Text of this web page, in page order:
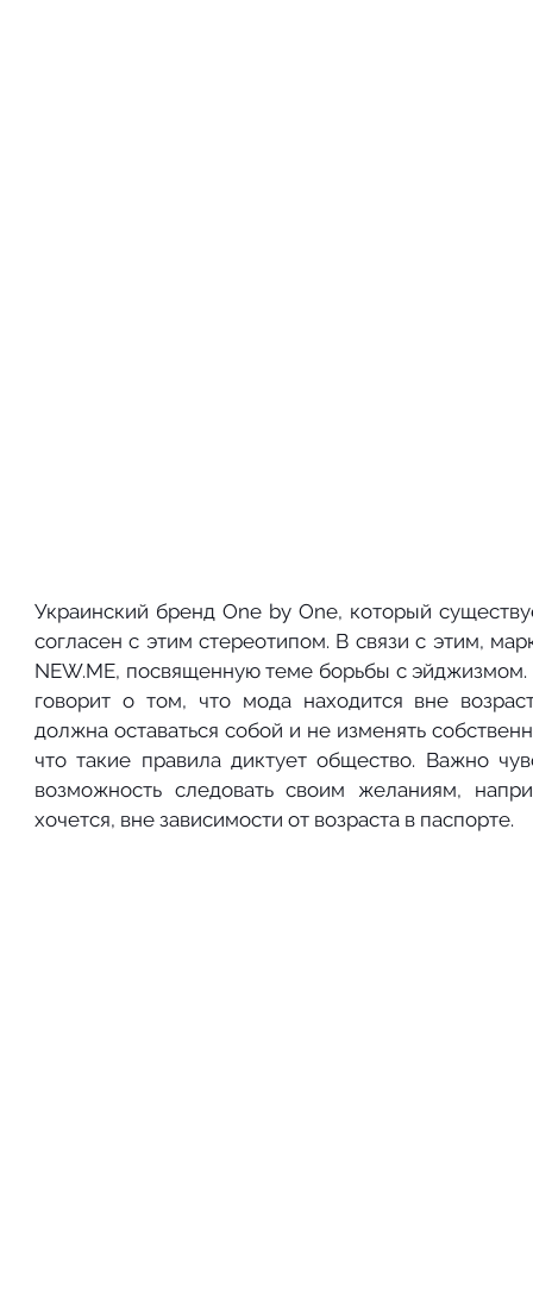
Украинский бренд One by One, который
согласен с этим стереотипом. В связи с этим,
NEW.ME, посвященную теме борьбы с
говорит о том, что мода находится вне
должна оставаться собой и не изменять
что такие правила диктует общество. Важно
возможность следовать своим желаниям,
хочется, вне зависимости от возраста в паспорте.